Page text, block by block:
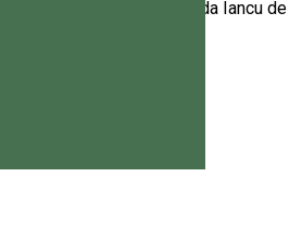
din Miercurea Ciuc (strada Iancu de